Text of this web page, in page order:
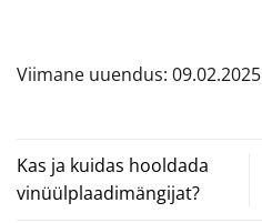
Viimane uuendus: 09.02.2025
Kas ja kuidas hooldada
vinüülplaadimängijat?